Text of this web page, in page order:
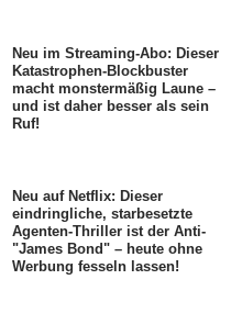
Neu im Streaming-Abo: Dieser
Katastrophen-Blockbuster
macht monstermäßig Laune –
und ist daher besser als sein
Ruf!
Neu auf Netflix: Dieser
eindringliche, starbesetzte
Agenten-Thriller ist der Anti-
"James Bond" – heute ohne
Werbung fesseln lassen!